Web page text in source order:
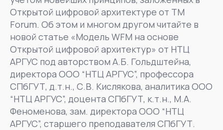
Открытой цифровой архитектуре от TM
Forum. Об этом и многом другом читайте в
новой статье «Модель WFM на основе
Открытой цифровой архитектур» от НТЦ
АРГУС под авторством А.Б. Гольдштейна,
директора ООО “НТЦ АРГУС”, профессора
СПбГУТ, д.т.н., С.В. Кислякова, аналитика ООО
“НТЦ АРГУС”, доцента СПбГУТ, к.т.н., М.А.
Феноменова, зам. директора ООО “НТЦ
АРГУС”, старшего преподавателя СПбГУТ.